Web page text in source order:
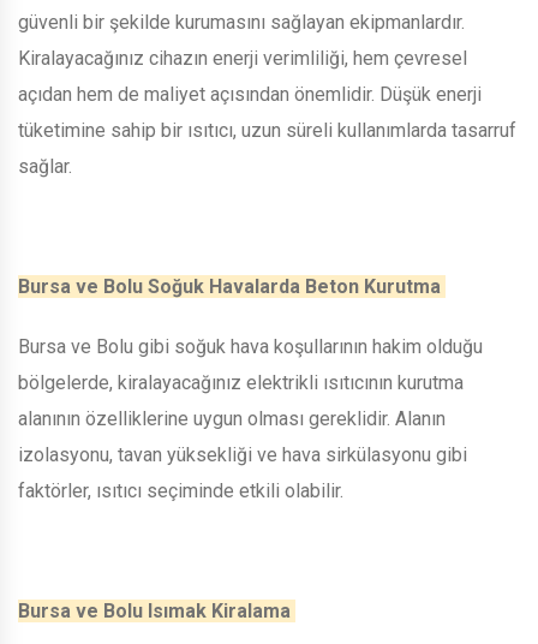
güvenli bir şekilde kurumasını sağlayan ekipmanlardır.
Kiralayacağınız cihazın enerji verimliliği, hem çevresel
açıdan hem de maliyet açısından önemlidir. Düşük enerji
tüketimine sahip bir ısıtıcı, uzun süreli kullanımlarda tasarruf
sağlar.
Bursa ve Bolu Soğuk Havalarda Beton Kurutma
Bursa ve Bolu gibi soğuk hava koşullarının hakim olduğu
bölgelerde, kiralayacağınız elektrikli ısıtıcının kurutma
alanının özelliklerine uygun olması gereklidir. Alanın
izolasyonu, tavan yüksekliği ve hava sirkülasyonu gibi
faktörler, ısıtıcı seçiminde etkili olabilir.
Bursa ve Bolu Isımak Kiralama